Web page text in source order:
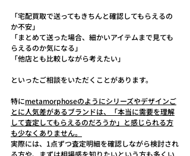
「宅配買取で送ってもきちんと確認してもらえるの
か不安」
「まとめて送った場合、細かいアイテムまで見ても
らえるのか気になる」
「他店とも比較しながら考えたい」
といったご相談をいただくことがあります。
特にmetamorphoseのようにシリーズやデザインご
とに人気差があるブランドは、「本当に需要を理解
して査定してもらえるのだろうか」と感じられる方
も少なくありません。
実際には、1点ずつ査定明細を確認しながら検討され
る方や、まずは相場感を知りたいという方も多くい